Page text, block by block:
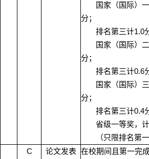
国家（国际）
分；
排名第三计1.0
国家（国际）
分；
排名第三计0.6
国家（国际）
分；
排名第三计0.4
省级一等奖，计
（只限排名第一
C
论文发表
在校期间且第一完